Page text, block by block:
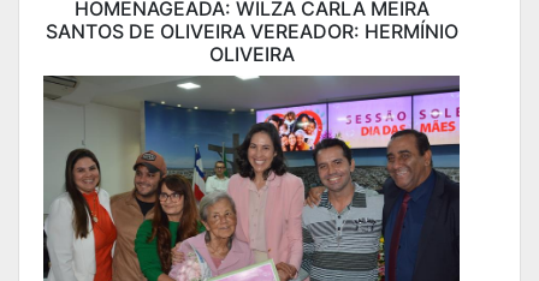
HOMENAGEADA: WILZA CARLA MEIRA
SANTOS DE OLIVEIRA VEREADOR: HERMÍNIO
OLIVEIRA